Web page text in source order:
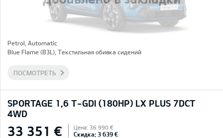
Petrol, Automatic
Blue Flame (B3L), Текстильная обивка сидений
ПОСМОТРЕТЬ
SPORTAGE 1,6 T-GDI (180HP) LX PLUS 7DCT
4WD
33 351 € Цена: 36 990 €
Скидка: 3 639 €